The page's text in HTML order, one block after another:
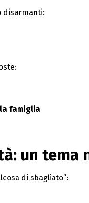
disarmanti:
famiglia
un tema
di sbagliato”: